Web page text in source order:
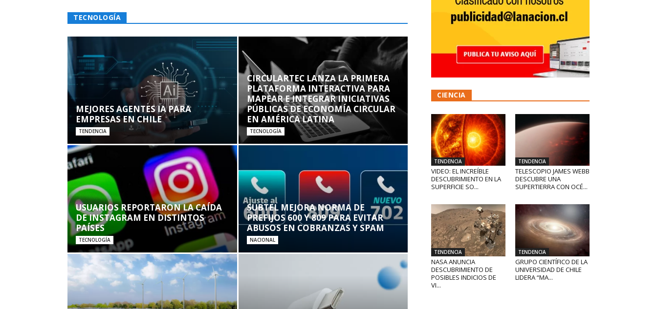
TECNOLOGÍA
MEJORES AGENTES IA PARA
EMPRESAS EN CHILE
TENDENCIA
CIRCULARTEC LANZA LA PRIMERA
PLATAFORMA INTERACTIVA PARA
MAPEAR E INTEGRAR INICIATIVAS
PÚBLICAS DE ECONOMÍA CIRCULAR
EN AMÉRICA LATINA
TECNOLOGÍA
USUARIOS REPORTARON LA CAÍDA
DE INSTAGRAM EN DISTINTOS
PAÍSES
TECNOLOGÍA
SUBTEL MEJORA NORMA DE
PREFIJOS 600 Y 809 PARA EVITAR
ABUSOS EN COBRANZAS Y SPAM
NACIONAL
CIENCIA
TENDENCIA
VIDEO: EL INCREÍBLE
DESCUBRIMIENTO EN LA
SUPERFICIE SO...
TENDENCIA
TELESCOPIO JAMES WEBB
DESCUBRE UNA
SUPERTIERRA CON OCÉ...
TENDENCIA
NASA ANUNCIA
DESCUBRIMIENTO DE
POSIBLES INDICIOS DE
VI...
TENDENCIA
GRUPO CIENTÍFICO DE LA
UNIVERSIDAD DE CHILE
LIDERA “MA...